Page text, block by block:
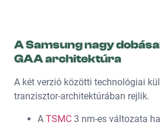
A Samsung nagy
GAA architektúra
A két verzió közötti technológiai
tranzisztor-architektúrában rejlik.
A TSMC 3 nm-es változata